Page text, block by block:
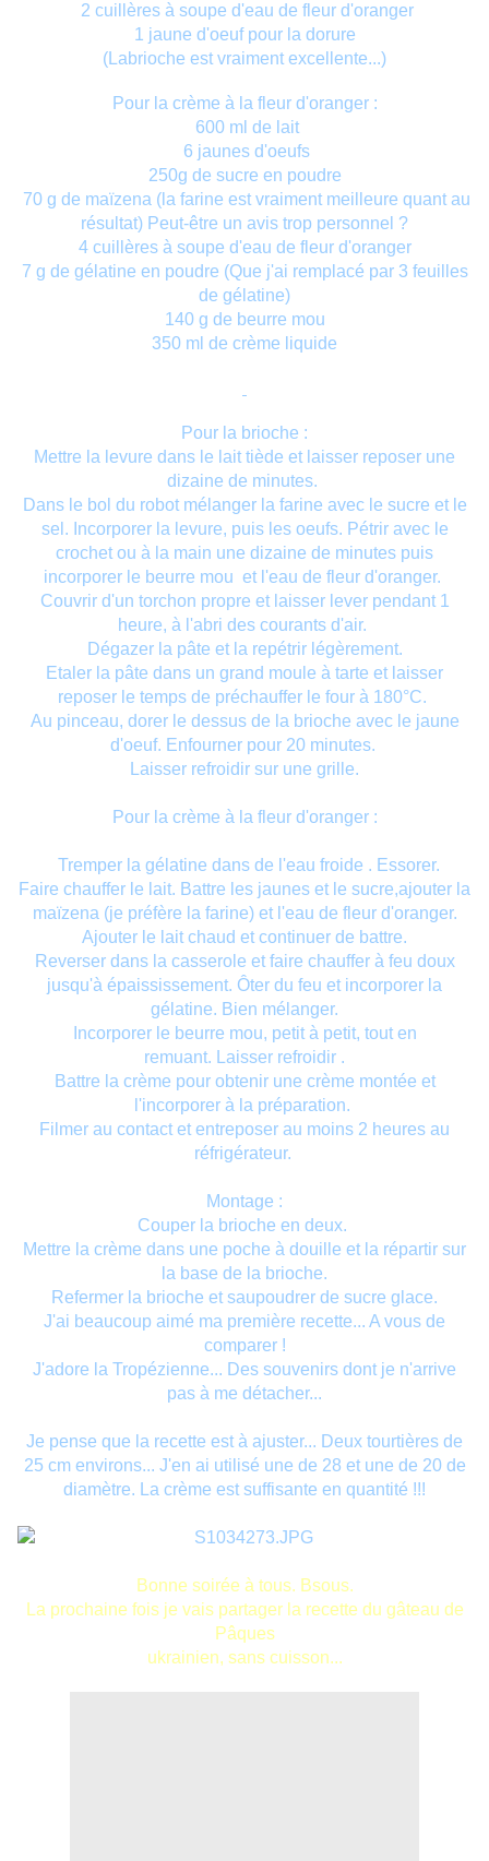
2 cuillères à soupe d'eau de fleur d'oranger
1 jaune d'oeuf pour la dorure
(Labrioche est vraiment excellente...)
Pour la crème à la fleur d'oranger :
600 ml de lait
6 jaunes d'oeufs
250g de sucre en poudre
70 g de maïzena (la farine est vraiment meilleure quant au
résultat) Peut-être un avis trop personnel ?
4 cuillères à soupe d'eau de fleur d'oranger
7 g de gélatine en poudre (Que j'ai remplacé par 3 feuilles
de gélatine)
140 g de beurre mou
350 ml de crème liquide
Pour la brioche :
Mettre la levure dans le lait tiède et laisser reposer une
dizaine de minutes.
Dans le bol du robot mélanger la farine avec le sucre et le
sel. Incorporer la levure, puis les oeufs. Pétrir avec le
crochet ou à la main une dizaine de minutes puis
incorporer le beurre mou et l'eau de fleur d'oranger.
Couvrir d'un torchon propre et laisser lever pendant 1
heure, à l'abri des courants d'air.
Dégazer la pâte et la repétrir légèrement.
Etaler la pâte dans un grand moule à tarte et laisser
reposer le temps de préchauffer le four à 180°C.
Au pinceau, dorer le dessus de la brioche avec le jaune
d'oeuf. Enfourner pour 20 minutes.
Laisser refroidir sur une grille.
Pour la crème à la fleur d'oranger :
Tremper la gélatine dans de l'eau froide . Essorer.
Faire chauffer le lait. Battre les jaunes et le sucre,ajouter la
maïzena (je préfère la farine) et l'eau de fleur d'oranger.
Ajouter le lait chaud et continuer de battre.
Reverser dans la casserole et faire chauffer à feu doux
jusqu'à épaississement. Ôter du feu et incorporer la
gélatine. Bien mélanger.
Incorporer le beurre mou, petit à petit, tout en
remuant. Laisser refroidir .
Battre la crème pour obtenir une crème montée et
l'incorporer à la préparation.
Filmer au contact et entreposer au moins 2 heures au
réfrigérateur.
Montage :
Couper la brioche en deux.
Mettre la crème dans une poche à douille et la répartir sur
la base de la brioche.
Refermer la brioche et saupoudrer de sucre glace.
J'ai beaucoup aimé ma première recette... A vous de
comparer !
J'adore la Tropézienne... Des souvenirs dont je n'arrive
pas à me détacher...
Je pense que la recette est à ajuster... Deux tourtières de
25 cm environs... J'en ai utilisé une de 28 et une de 20 de
diamètre. La crème est suffisante en quantité !!!
Bonne soirée à tous. Bsous.
La prochaine fois je vais partager la recette du gâteau de
Pâques
ukrainien, sans cuisson...